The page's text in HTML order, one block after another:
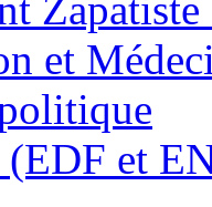
et
et